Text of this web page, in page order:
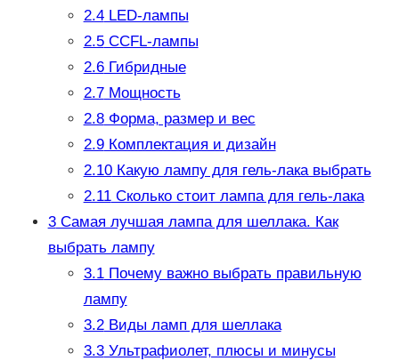
2.4LED-лампы
2.5CCFL-лампы
2.6Гибридные
2.7Мощность
2.8Форма, размер и вес
2.9Комплектация и дизайн
2.10Какую лампу для гель-лака выбрать
2.11Сколько стоит лампа для гель-лака
3Самая лучшая лампа для шеллака. Как
выбрать лампу
3.1Почему важно выбрать правильную
лампу
3.2Виды ламп для шеллака
3.3Ультрафиолет, плюсы и минусы